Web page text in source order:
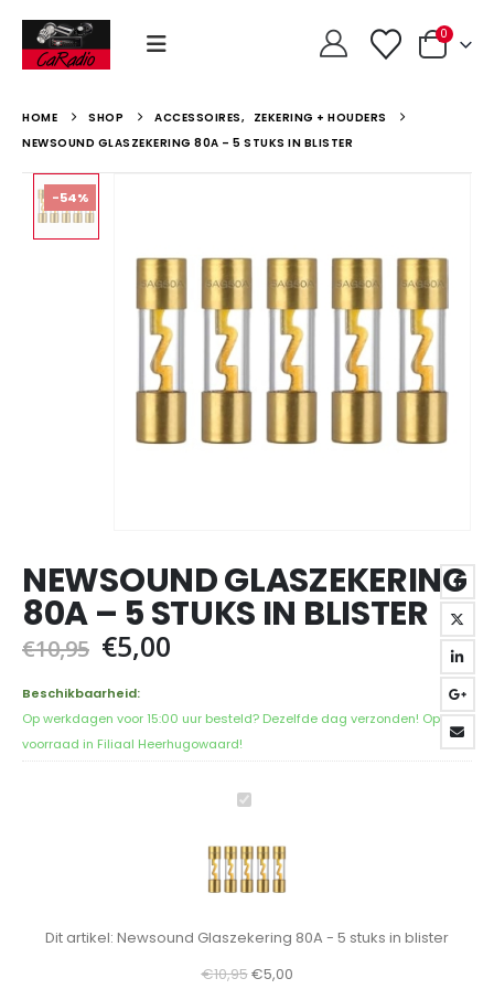
0
HOME SHOP ACCESSOIRES,
ZEKERING + HOUDERS
NEWSOUND GLASZEKERING 80A – 5 STUKS IN BLISTER
-54%
NEWSOUND GLASZEKERING
80A – 5 STUKS IN BLISTER
€10,95 Oorspronkelijke
prijs
was:
€10,95.
€5,00
€5,00.
Beschikbaarheid:
Op werkdagen voor 15:00 uur besteld? Dezelfde dag verzonden! Op
voorraad in Filiaal Heerhugowaard!
Newsound
80A
-
stuks
blister
Dit artikel: Newsound Glaszekering 80A - 5 stuks in blister
€10,95Oorspronkelijke
€5,00Huidige